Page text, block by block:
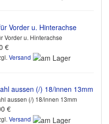
Vorder u. Hinterachse
€
Versand
aussen (/) 18/innen 13mm
€
Versand